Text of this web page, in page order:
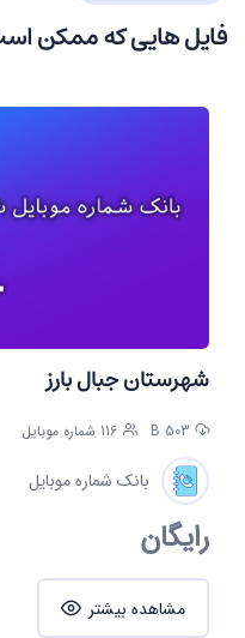
فایل هایی که ممکن
شهرستان جبال بارز
503 B 116 شماره موبایل
بانک شماره موبایل
رایگان
مشاهده بیشتر